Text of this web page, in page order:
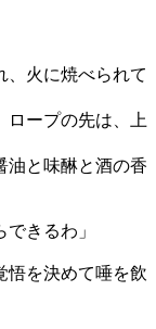
火に焼べられて
ープの先は、上
と味醂と酒の香
きるわ」
を決めて唾を飲